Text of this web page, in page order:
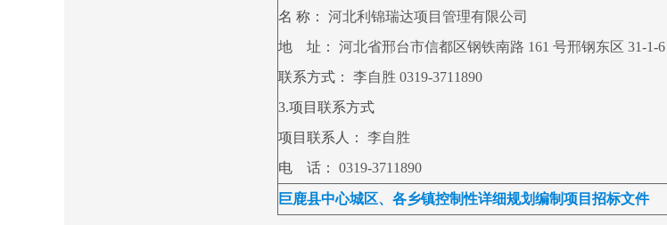
名 称：
河北利锦瑞达项目管理有限公司
地 址：
河北省邢台市信都区钢铁南路 161 号邢钢东区 31-1-6
联系方式： 李自胜 0319-3711890
3.项目联系方式
项目联系人：
李自胜
电 话：
0319-3711890
巨鹿县中心城区、各乡镇控制性详细规划编制项目招标文件